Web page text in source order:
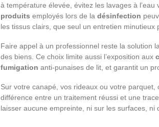
à température élevée, évitez les lavages à
produits employés lors de la désinfection
les tissus clairs, que seul un entretien minutieux
Faire appel à un professionnel reste la solution
des biens. Ce choix limite aussi l’exposition aux
fumigation anti-punaises de lit, et garantit un
Sur votre canapé, vos rideaux ou votre parquet,
différence entre un traitement réussi et une
laisser aucune empreinte, ni sur les surfaces, ni